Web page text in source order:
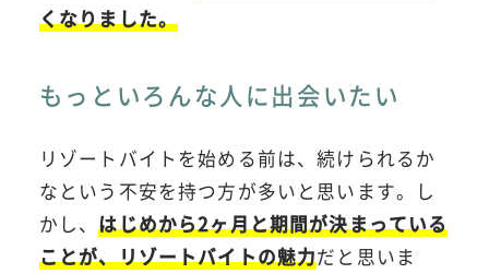
くなりました。
もっといろんな人に出会いたい
リゾートバイトを始める前は、続けられるか
なという不安を持つ方が多いと思います。し
かし、はじめから2ヶ月と期間が決まっている
ことが、リゾートバイトの魅力だと思いま